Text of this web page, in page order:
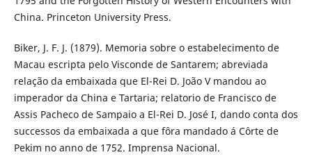
China. Princeton University Press.
Biker, J. F. J. (1879). Memoria sobre o estabelecimento de
Macau escripta pelo Visconde de Santarem; abreviada
relação da embaixada que El-Rei D. João V mandou ao
imperador da China e Tartaria; relatorio de Francisco de
Assis Pacheco de Sampaio a El-Rei D. José I, dando conta dos
successos da embaixada a que fôra mandado á Côrte de
Pekim no anno de 1752. Imprensa Nacional.